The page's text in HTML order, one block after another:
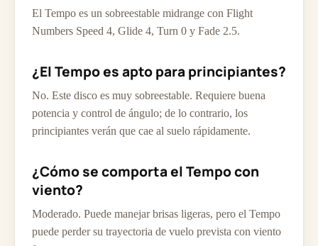
El Tempo es un sobreestable midrange con Flight
Numbers Speed 4, Glide 4, Turn 0 y Fade 2.5.
¿El Tempo es apto para principiantes?
No. Este disco es muy sobreestable. Requiere buena
potencia y control de ángulo; de lo contrario, los
principiantes verán que cae al suelo rápidamente.
¿Cómo se comporta el Tempo con
viento?
Moderado. Puede manejar brisas ligeras, pero el Tempo
puede perder su trayectoria de vuelo prevista con viento